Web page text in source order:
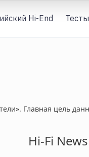
Hi-End Тесты
Главная цель
Hi-Fi News